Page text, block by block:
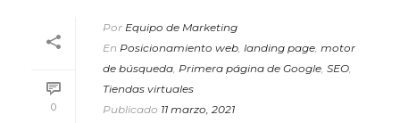
0
Por Equipo de Marketing
En Posicionamiento web landing page motor
de búsqueda Primera página de Google SEO
Tiendas virtuales
Publicado 11 marzo, 2021